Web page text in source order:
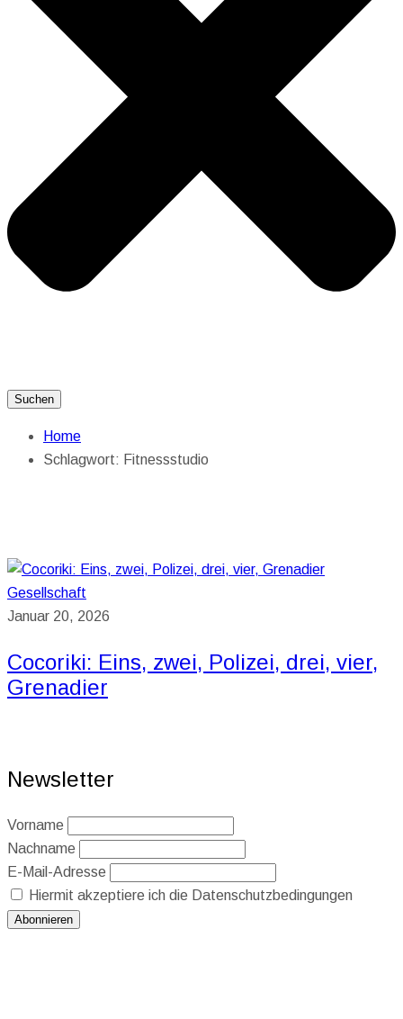
Suchen
Home
Schlagwort: Fitnessstudio
Gesellschaft
Januar 20, 2026
Cocoriki: Eins, zwei, Polizei, drei, vier,
Grenadier
Newsletter
Vorname
Nachname
E-Mail-Adresse
Hiermit akzeptiere ich die Datenschutzbedingungen